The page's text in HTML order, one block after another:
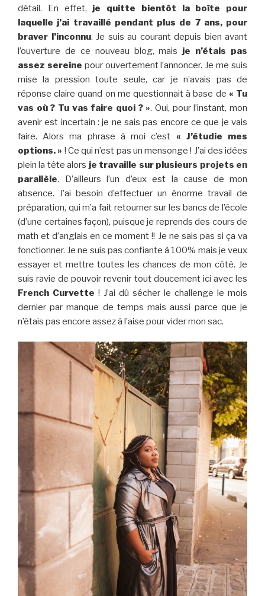
détail. En effet,je quitte bientôt la boîte pour
laquelle j’ai travaillé pendant plus de 7 ans, pour
braver l’inconnu. Je suis au courant depuis bien avant
l’ouverture de ce nouveau blog, maisje n’étais pas
assez sereine pour ouvertement l’annoncer. Je me suis
mise la pression toute seule, car je n’avais pas de
réponse claire quand on me questionnait à base de « Tu
vas où ? Tu vas faire quoi ? ». Oui, pour l’instant, mon
avenir est incertain : je ne sais pas encore ce que je vais
faire. Alors ma phrase à moi c’est « J’étudie mes
options. » ! Ce qui n’est pas un mensonge ! J’ai des idées
plein la tête alors je travaille sur plusieurs projets en
parallèle. D’ailleurs l’un d’eux est la cause de mon
absence. J’ai besoin d’effectuer un énorme travail de
préparation, qui m’a fait retourner sur les bancs de l’école
(d’une certaines façon), puisque je reprends des cours de
math et d’anglais en ce moment !! Je ne sais pas si ça va
fonctionner. Je ne suis pas confiante à 100% mais je veux
essayer et mettre toutes les chances de mon côté. Je
suis ravie de pouvoir revenir tout doucement ici avec les
French Curvette ! J’ai dû sécher le challenge le mois
dernier par manque de temps mais aussi parce que je
n’étais pas encore assez à l’aise pour vider mon sac.